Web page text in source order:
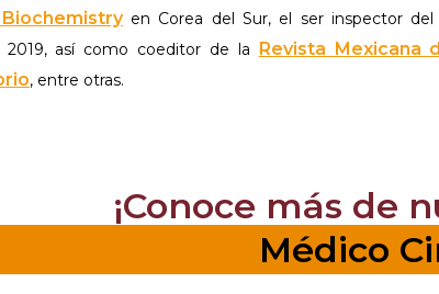
en Corea del Sur, el ser inspector del
2019, así como coeditor de la
Revista Mexicana
, entre otras.
¡Conoce más de
Médico